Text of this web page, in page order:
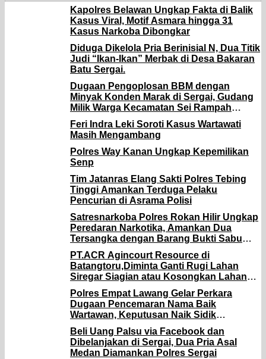
Kapolres Belawan Ungkap Fakta di Balik
Kasus Viral, Motif Asmara hingga 31
Kasus Narkoba Dibongkar
Diduga Dikelola Pria Berinisial N, Dua Titik
Judi “Ikan-Ikan” Merbak di Desa Bakaran
Batu Sergai.
Dugaan Pengoplosan BBM dengan
Minyak Konden Marak di Sergai, Gudang
Milik Warga Kecamatan Sei Rampah
Digerebek Media.
Feri Indra Leki Soroti Kasus Wartawati
Masih Mengambang
Polres Way Kanan Ungkap Kepemilikan
Senp
Tim Jatanras Elang Sakti Polres Tebing
Tinggi Amankan Terduga Pelaku
Pencurian di Asrama Polisi
Satresnarkoba Polres Rokan Hilir Ungkap
Peredaran Narkotika, Amankan Dua
Tersangka dengan Barang Bukti Sabu
dan Ganja
PT.ACR Agincourt Resource di
Batangtoru,Diminta Ganti Rugi Lahan
Siregar Siagian atau Kosongkan Lahan
Milik Siregar Siagian di Ramba Joring
Polres Empat Lawang Gelar Perkara
Dugaan Pencemaran Nama Baik
Wartawan, Keputusan Naik Sidik
Ditentukan Dua Hari Lagi
Beli Uang Palsu via Facebook dan
Dibelanjakan di Sergai, Dua Pria Asal
Medan Diamankan Polres Sergai